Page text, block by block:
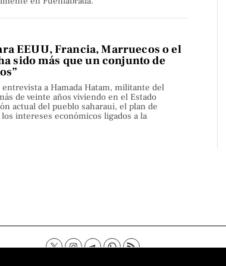
EEUU, Francia, Marruecos o el
sido más que un conjunto de
a Hamada Hatam, militante del
de veinte años viviendo en el Estado
actual del pueblo saharaui, el plan de
intereses económicos ligados a la